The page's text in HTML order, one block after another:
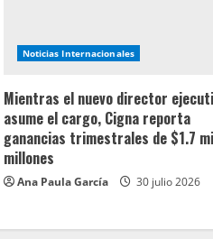
Noticias Internacionales
Mientras el nuevo director
asume el cargo, Cigna reporta
ganancias trimestrales de $1.7
millones
Ana Paula García 30 julio 2026